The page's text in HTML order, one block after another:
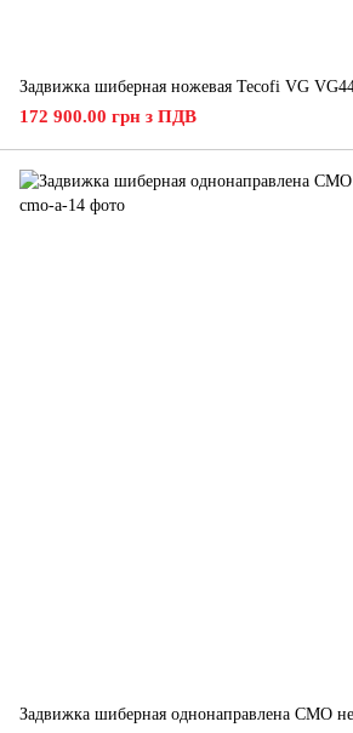
Задвижка шиберная ножевая Tecofi VG
172 900.00 грн з ПДВ
Задвижка шиберная однонаправлена CMO